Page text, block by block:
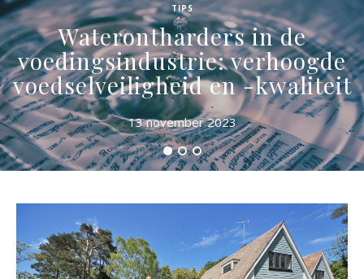
TIPS
Waterontharders in de
voedingsindustrie: verhoogde
voedselveiligheid en -kwaliteit
13 november 2023